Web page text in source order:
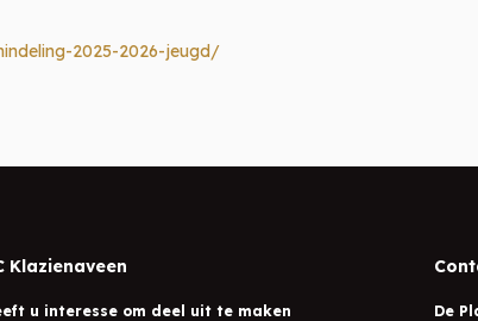
2025-2026-jeugd/
Klazienaveen
u interesse om deel uit te maken De